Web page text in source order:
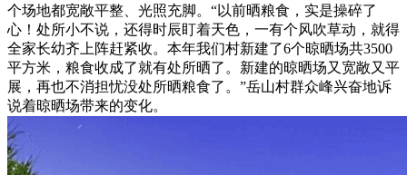
个场地都宽敞平整、光照充脚。“以前晒粮食，实是操碎了
心！处所小不说，还得时辰盯着天色，一有个风吹草动，就得
全家长幼齐上阵赶紧收。本年我们村新建了6个晾晒场共3500
平方米，粮食收成了就有处所晒了。新建的晾晒场又宽敞又平
展，再也不消担忧没处所晒粮食了。”岳山村群众峰兴奋地诉
说着晾晒场带来的变化。